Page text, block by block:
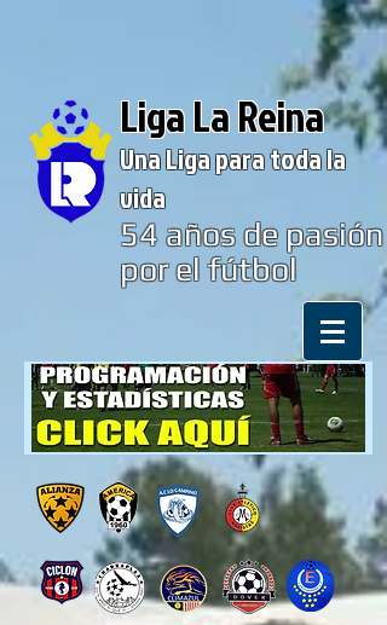
Liga La Reina
Una Liga para toda la
vida
54años de pasión
por el fútbol